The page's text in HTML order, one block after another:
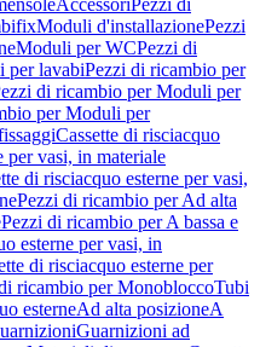
AccessoriPezzi di
Moduli d'installazionePezzi
Moduli per WCPezzi di
per lavabiPezzi di ricambio per
di ricambio per Moduli per
per Moduli per
Cassette di risciacquo
per vasi, in materiale
di risciacquo esterne per vasi,
Pezzi di ricambio per Ad alta
Pezzi di ricambio per A bassa e
esterne per vasi, in
di risciacquo esterne per
ricambio per MonobloccoTubi
esterneAd alta posizioneA
Guarnizioni ad